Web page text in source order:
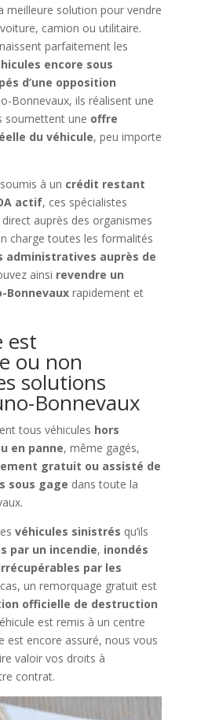
meilleure solution pour vendre
camion ou utilitaire.
parfaitement les
encore sous
d’une opposition
Bonnevaux, ils réalisent une
soumettent une offre
du véhicule, peu importe
à un crédit restant
actif, ces spécialistes
auprès des organismes
charge toutes les formalités
administratives auprès de
ainsi revendre un
Bonnevauxrapidement et
est
ou non
solutions
Bonnevaux
tous véhicules hors
en panne, même gagés,
gratuit ou assisté de
sous gage dans toute la
véhicules sinistrés qu’ils
par un incendie, inondés
par les
un remorquage gratuit est
officielle de destruction
est remis à un centre
est encore assuré, nous vous
valoir vos droits à
contrat.